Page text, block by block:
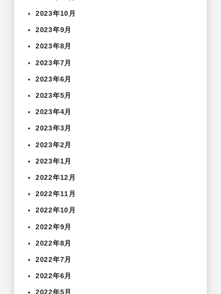
2023年10月
2023年9月
2023年8月
2023年7月
2023年6月
2023年5月
2023年4月
2023年3月
2023年2月
2023年1月
2022年12月
2022年11月
2022年10月
2022年9月
2022年8月
2022年7月
2022年6月
2022年5月